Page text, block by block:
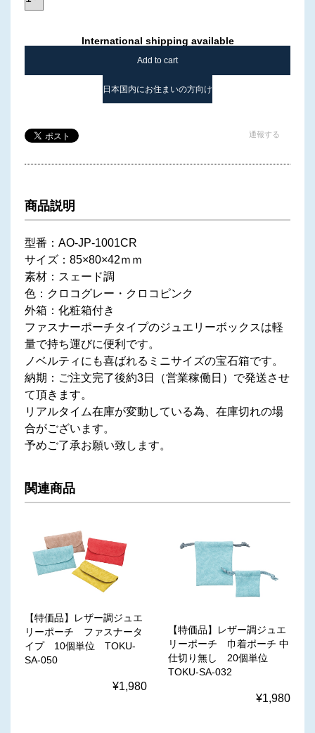
International shipping available
Add to cart
日本国内にお住まいの方向け
通報する
商品説明
型番：AO-JP-1001CR
サイズ：85×80×42ｍｍ
素材：スェード調
色：クロコグレー・クロコピンク
外箱：化粧箱付き
ファスナーポーチタイプのジュエリーボックスは軽
量で持ち運びに便利です。
ノベルティにも喜ばれるミニサイズの宝石箱です。
納期：ご注文完了後約3日（営業稼働日）で発送させ
て頂きます。
リアルタイム在庫が変動している為、在庫切れの場
合がございます。
予めご了承お願い致します。
関連商品
【特価品】レザー調ジュエ
リーポーチ ファスナータ
イプ 10個単位 TOKU-
SA-050
¥1,980
【特価品】レザー調ジュエ
リーポーチ 巾着ポーチ 中
仕切り無し 20個単位
TOKU-SA-032
¥1,980